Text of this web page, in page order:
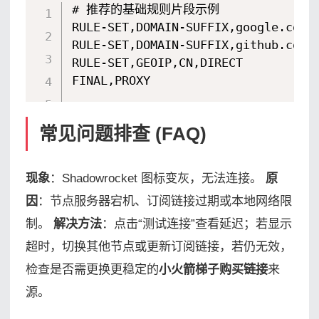
# 推荐的基础规则片段示例
RULE-SET,DOMAIN-
RULE-SET,DOMAIN-
RULE-SET,GEOIP,CN,DIRECT
FINAL,PROXY
常见问题排查 (FAQ)
现象：Shadowrocket 图标变灰，无法连接。 原
因 ：节点服务器宕机、订阅链接过期或本地网络限
制。 解决方法：点击“测试连接”查看延迟；若显示
超时，切换其他节点或更新订阅链接，若仍无效，
检查是否需更换更稳定的小火箭梯子购买链接来
源。